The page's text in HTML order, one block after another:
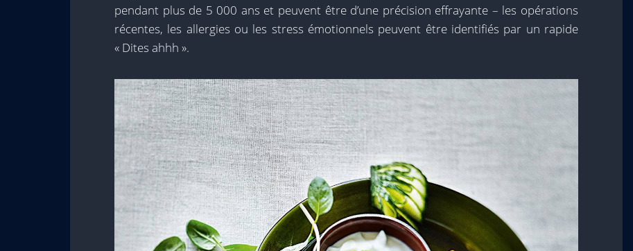
pendant plus de 5 000 ans et peuvent être d’une précision effrayante – les opérations
récentes, les allergies ou les stress émotionnels peuvent être identifiés par un rapide
« Dites ahhh ».